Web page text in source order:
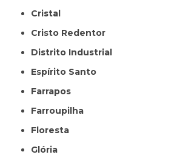
Cristal
Cristo Redentor
Distrito Industrial
Espírito Santo
Farrapos
Farroupilha
Floresta
Glória